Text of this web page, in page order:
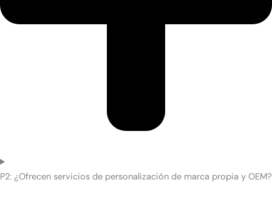
P2: ¿Ofrecen servicios de personalización de marca propia y OEM?